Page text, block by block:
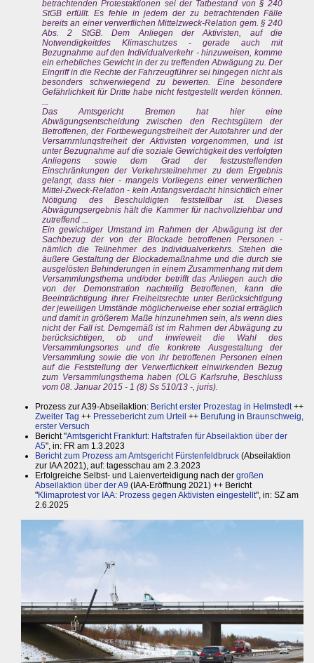
betrachtenden Protestaktionen sei der Tatbestand von § 240
StGB erfüllt. Es fehle in jedem der zu betrachtenden Fälle
bereits an einer verwerflichen Mittelzweck-Relation gem. § 240
Abs. 2 StGB. Dem Anliegen der Aktivisten, auf die
Notwendigkeitdes Klimaschutzes - gerade auch mit
Bezugnahme auf den Individualverkehr - hinzuweisen, komme
ein erhebliches Gewicht in der zu treffenden Abwägung zu. Der
Eingriff in die Rechte der Fahrzeugführer sei hingegen nicht als
besonders schwerwiegend zu bewerten. Eine besondere
Gefährlichkeit für Dritte habe nicht festgestellt werden können.
Das Amtsgericht Bremen hat hier eine
Abwägungsentscheidung zwischen den Rechtsgütern der
Betroffenen, der Fortbewegungsfreiheit der Autofahrer und der
Versarnrnlunqsfreiheit der Aktivisten vorgenommen, und ist
unter Bezugnahme auf die soziale Gewichtigkeit des verfolgten
Anliegens sowie dem Grad der festzustellenden
Einschränkungen der Verkehrsteilnehmer zu dem Ergebnis
gelangt, dass hier - mangels Vorliegens einer verwerflichen
Mittel-Zweck-Relation - kein Anfangsverdacht hinsichtlich einer
Nötigung des Beschuldigten feststellbar ist. Dieses
Abwägungsergebnis hält die Kammer für nachvollziehbar und
zutreffend ...
Ein gewichtiger Umstand im Rahmen der Abwägung ist der
Sachbezug der von der Blockade betroffenen Personen -
nämlich die Teilnehmer des Individualverkehrs. Stehen die
äußere Gestaltung der Blockademaßnahme und die durch sie
ausgelösten Behinderungen in einem Zusammenhang mit dem
Versammlungsthema und/oder betrifft das Anliegen auch die
von der Demonstration nachteilig Betroffenen, kann die
Beeinträchtigung ihrer Freiheitsrechte unter Berücksichtigung
der jeweiligen Umstände möglicherweise eher sozial erträglich
und damit in größerem Maße hinzunehmen sein, als wenn dies
nicht der Fall ist. Demgemäß ist im Rahmen der Abwägung zu
berücksichtigen, ob und inwieweit die Wahl des
Versammlungsortes und die konkrete Ausgestaltung der
Versammlung sowie die von ihr betroffenen Personen einen
auf die Feststellung der Verwerflichkeit einwirkenden Bezug
zum Versammlungsthema haben (OLG Karlsruhe, Beschluss
vom 08. Januar 2015 - 1 (8) Ss 510/13 -, juris).
Prozess zur A39-Abseilaktion: Bericht erster Prozestag in Helmstedt++
Zweiter Tag ++ Pressebericht zum Urteil ++ Berufung in Braunschweig,
erster Versuch
Bericht "Amtsgericht Frankfurt: Haftstrafen für Abseilaktion über der
A5", in: FR am 1.3.2023
Bericht zum Prozess am Amtsgericht Fürstenfeldbruck (Abseilaktion
zur IAA 2021), auf: tagesschau am 2.3.2023
Erfolgreiche Selbst- und Laienverteidigung nach der großen
Abseilaktion über der A9 (IAA-Eröffnung 2021) ++ Bericht
"Klimaprotest vor IAA: Prozess gegen Aktivisten eingestellt", in: SZ am
2.6.2025